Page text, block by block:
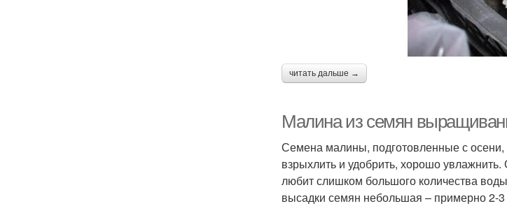
читать дальше →
Малина из семян
Семена малины, подготовленные с
взрыхлить и удобрить, хорошо увлажнить.
любит слишком большого количества
высадки семян небольшая – примерно 2-